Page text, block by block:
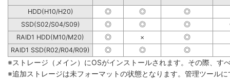
HDD(H10/H20) ◎ ◎
◎
SSD(S02/S04/S09)
◎ ◎ ◎
RAID1 HDD(M10/M20)
◎ ×
◎
RAID1 SSD(R02/R04/R09)
◎ ◎ ◎
※ストレージ（メイン）にOSがインストールされます。その際、す
※追加ストレージは未フォーマットの状態となります。管理ツール